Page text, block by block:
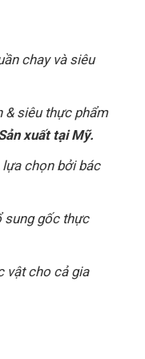
chay và siêu
& siêu thực phẩm
xuất tại Mỹ.
chọn bởi bác
sung gốc thực
vật cho cả gia